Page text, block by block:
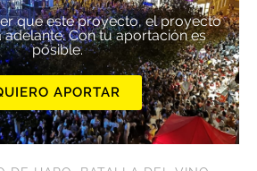
que este proyecto, el proyecto
Con tu aportación es
posible.
APORTAR